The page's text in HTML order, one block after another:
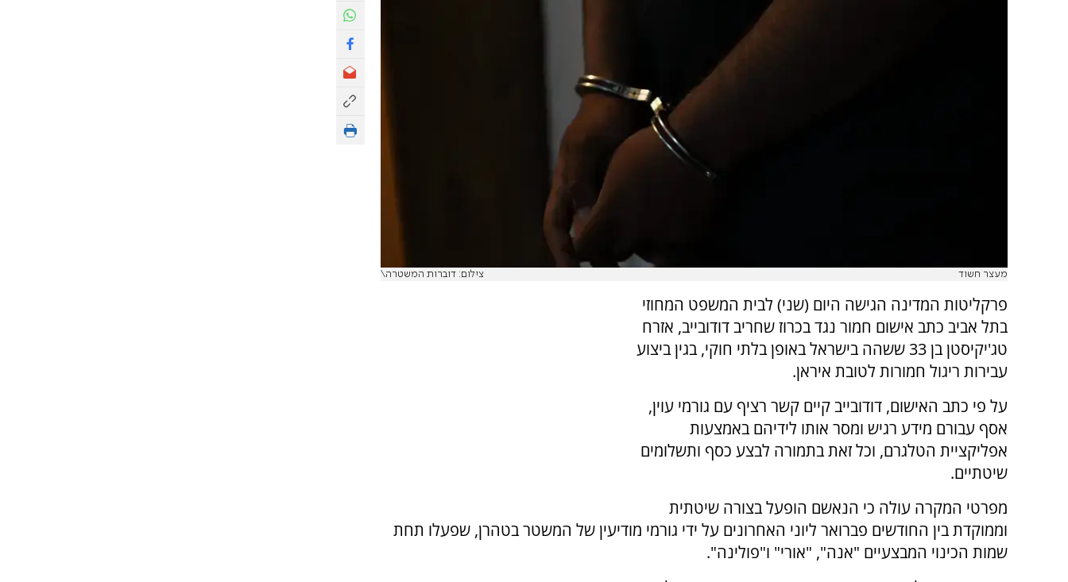
מעצר חשוד צילום: דוברות המשטרה\
פרקליטות המדינה הגישה היום (שני) לבית המשפט המחוזי
בתל אביב כתב אישום חמור נגד בכרוז שחריב דודובייב, אזרח
טג'יקיסטן בן 33 ששהה בישראל באופן בלתי חוקי, בגין ביצוע
עבירות ריגול חמורות לטובת איראן.
על פי כתב האישום, דודובייב קיים קשר רציף עם גורמי עוין,
אסף עבורם מידע רגיש ומסר אותו לידיהם באמצעות
אפליקציית הטלגרם, וכל זאת בתמורה לבצע כסף ותשלומים
שיטתיים.
מפרטי המקרה עולה כי הנאשם הופעל בצורה שיטתית
וממוקדת בין החודשים פברואר ליוני האחרונים על ידי גורמי מודיעין של המשטר בטהרן, שפעלו תחת
שמות הכינוי המבצעיים "אנה", "אורי" ו"פולינה".